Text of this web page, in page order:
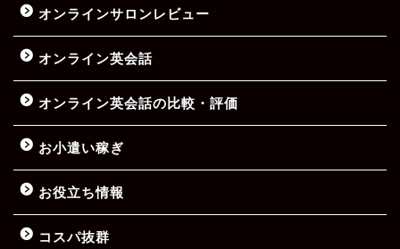
オンラインサロンレビュー
オンライン英会話
オンライン英会話の比較・評価
お小遣い稼ぎ
お役立ち情報
コスパ抜群